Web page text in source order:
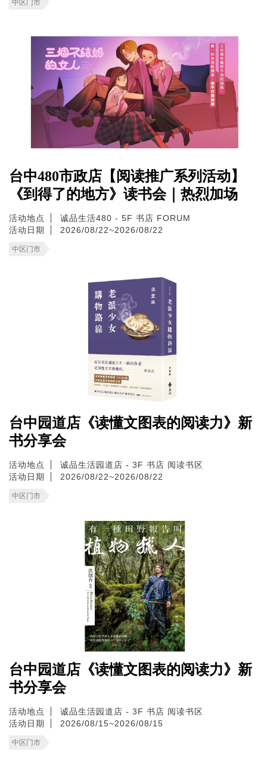
中区门市
台中480市政店【阅读推广系列活动】
《到得了的地方》读书会｜热烈加场
活动地点
诚品生活480 - 5F 书店 FORUM
活动日期
2026/08/22~2026/08/22
中区门市
台中园道店《读懂文图表的阅读力》新
书分享会
活动地点
诚品生活园道店 - 3F 书店 阅读书区
活动日期
2026/08/22~2026/08/22
中区门市
台中园道店《读懂文图表的阅读力》新
书分享会
活动地点
诚品生活园道店 - 3F 书店 阅读书区
活动日期
2026/08/15~2026/08/15
中区门市